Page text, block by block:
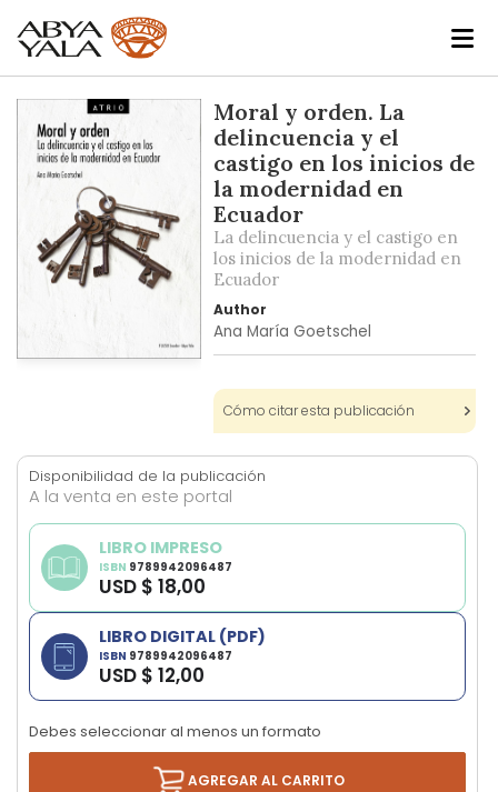
the
end
the
images
gallery
of
the
gallery
Moral y orden. La
delincuencia y el
castigo en los inicios de
la modernidad en
Ecuador
La delincuencia y el castigo en
los inicios de la modernidad en
Ecuador
Author
Ana María Goetschel
Cómo citar esta publicación
Disponibilidad de la publicación
A la venta en este portal
LIBRO IMPRESO
ISBN 9789942096487
USD $ 18,00
LIBRO DIGITAL (PDF)
ISBN 9789942096487
USD $ 12,00
Debes seleccionar al menos un formato
AGREGAR AL CARRITO